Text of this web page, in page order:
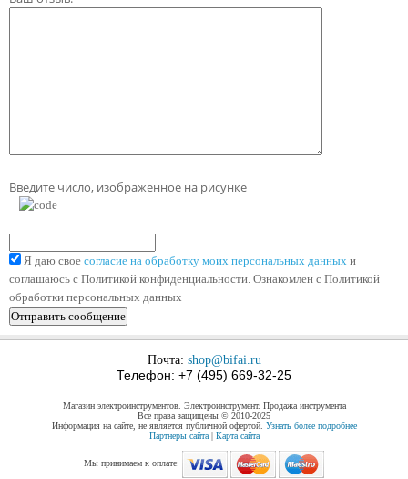
Введите число, изображенное на рисунке
Я даю свое согласие на обработку моих персональных данных и
соглашаюсь с Политикой конфиденциальности. Ознакомлен с Политикой
обработки персональных данных
Почта: shop@bifai.ru
Телефон: +7 (495) 669-32-25
Магазин электроинструментов. Электроинструмент. Продажа инструмента
Все права защищены © 2010-2025
Информация на сайте, не является публичной офертой. Узнать более подробнее
Партнеры сайта| Карта сайта
Мы принимаем к оплате: